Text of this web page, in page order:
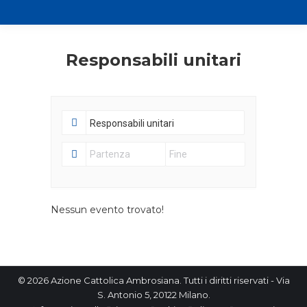
Responsabili unitari
Nessun evento trovato!
© 2026 Azione Cattolica Ambrosiana. Tutti i diritti riservati - Via
S. Antonio 5, 20122 Milano.